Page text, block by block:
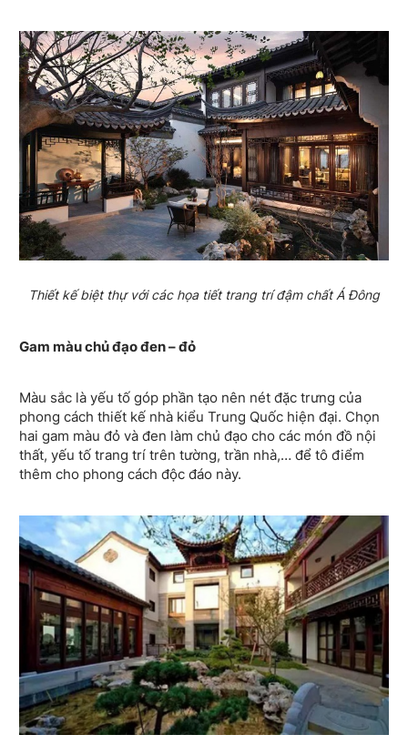
Thiết kế biệt thự với các họa tiết trang trí đậm chất Á Đông
Gam màu chủ đạo đen – đỏ
Màu sắc là yếu tố góp phần tạo nên nét đặc trưng của
phong cách thiết kế nhà kiểu Trung Quốc hiện đại. Chọn
hai gam màu đỏ và đen làm chủ đạo cho các món đồ nội
thất, yếu tố trang trí trên tường, trần nhà,… để tô điểm
thêm cho phong cách độc đáo này.